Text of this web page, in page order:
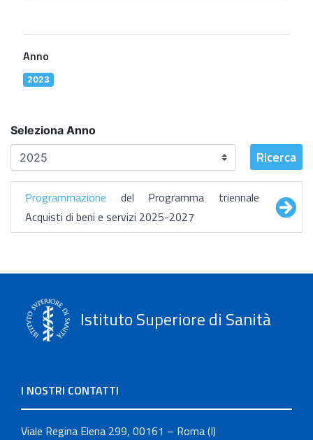
Anno
2023
Seleziona Anno
Ricerca
Programmazione del Programma triennale
Acquisti di beni e servizi 2025-2027
Istituto Superiore di Sanità
I NOSTRI CONTATTI
Viale Regina Elena 299, 00161 – Roma (I)